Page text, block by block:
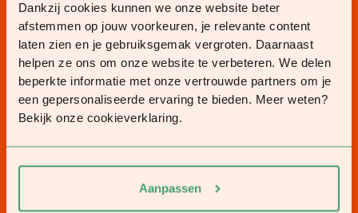
Dankzij cookies kunnen we onze website beter
afstemmen op jouw voorkeuren, je relevante content
laten zien en je gebruiksgemak vergroten. Daarnaast
helpen ze ons om onze website te verbeteren. We delen
beperkte informatie met onze vertrouwde partners om je
een gepersonaliseerde ervaring te bieden. Meer weten?
Bekijk onze cookieverklaring.
Aanpassen